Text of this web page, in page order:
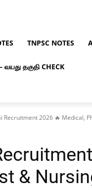
TNPSC NOTES
தகுதி CHECK
Recruitment 2026 🔥 Medical,
&